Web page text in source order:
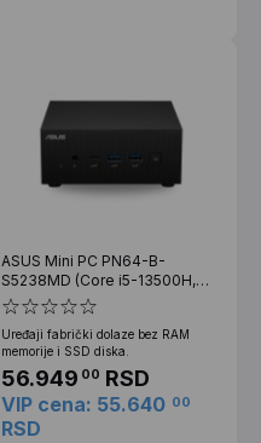
ASUS Mini PC PN64-B-
S5238MD (Core i5-13500H,
Barebone)
Uređaji fabrički dolaze bez RAM
memorije i SSD diska.
56.949 00 RSD
VIP cena: 55.640 00
RSD